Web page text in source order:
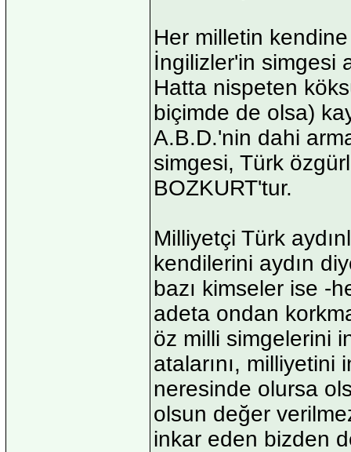
Her milletin
İngilizler'in simgesi
Hatta nispeten
biçimde de olsa)
A.B.D.'nin dahi
simgesi, Türk
BOZKURT'tur.
Milliyetçi Türk
kendilerini aydın
bazı kimseler ise -
adeta ondan
öz milli simgelerini
atalarını, milliyetini
neresinde olursa
olsun değer
inkar eden bizden